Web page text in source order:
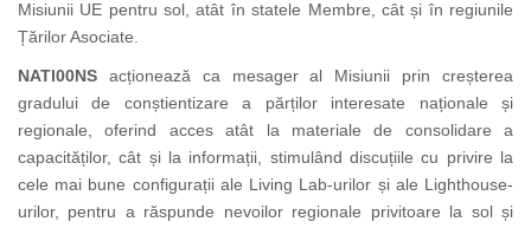
Misiunii UE pentru sol, atât în statele Membre, cât și în regiunile
Țărilor Asociate.
NATI00NS acționează ca mesager al Misiunii prin creșterea
gradului de conștientizare a părților interesate naționale și
regionale, oferind acces atât la materiale de consolidare a
capacităților, cât și la informații, stimulând discuțiile cu privire la
cele mai bune configurații ale Living Lab-urilor și ale Lighthouse-
urilor, pentru a răspunde nevoilor regionale privitoare la sol și